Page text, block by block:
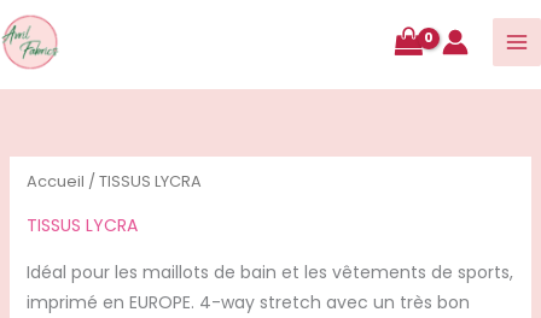
contenu
Accueil / TISSUS LYCRA
TISSUS LYCRA
Idéal pour les maillots de bain et les vêtements de sports,
imprimé en EUROPE. 4-way stretch avec un très bon
Trié